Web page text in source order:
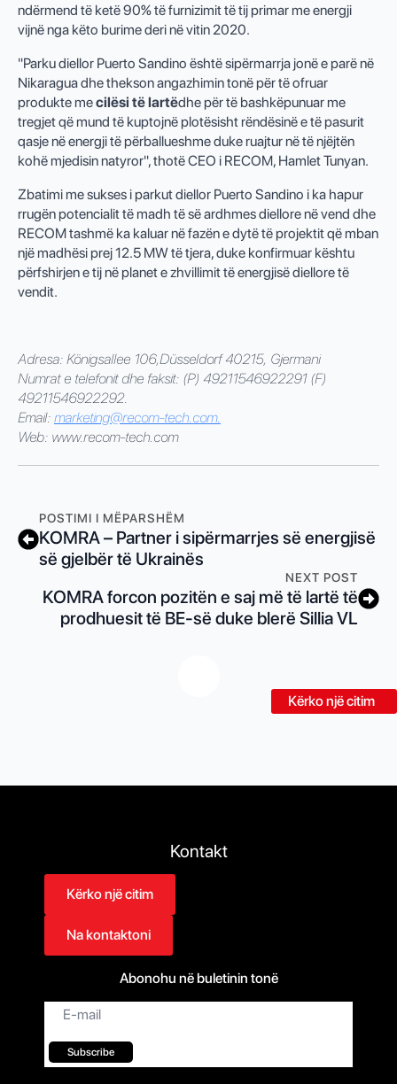
Kërko një citim
ndërmend të ketë 90% të furnizimit të tij primar me energji
vijnë nga këto burime deri në vitin 2020.
"Parku diellor Puerto Sandino është sipërmarrja jonë e parë në
Nikaragua dhe thekson angazhimin tonë për të ofruar
produkte mecilësi të lartëdhe për të bashkëpunuar me
tregjet që mund të kuptojnë plotësisht rëndësinë e të pasurit
qasje në energji të përballueshme duke ruajtur në të njëjtën
kohë mjedisin natyror", thotë CEO i RECOM, Hamlet Tunyan.
Zbatimi me sukses i parkut diellor Puerto Sandino i ka hapur
rrugën potencialit të madh të së ardhmes diellore në vend dhe
RECOM tashmë ka kaluar në fazën e dytë të projektit që mban
një madhësi prej 12.5 MW të tjera, duke konfirmuar kështu
përfshirjen e tij në planet e zhvillimit të energjisë diellore të
vendit.
Adresa: Königsallee 106,Düsseldorf 40215, Gjermani
Numrat e telefonit dhe faksit: (P) 49211546922291 (F)
49211546922292.
Email: marketing@recom-tech.com.
Web: www.recom-tech.com
POSTIMI I MËPARSHËM
KOMRA – Partner i sipërmarrjes së energjisë
së gjelbër të Ukrainës
NEXT POST
KOMRA forcon pozitën e saj më të lartë të
prodhuesit të BE-së duke blerë Sillia VL
Kontakt
Kërko një citim
Na kontaktoni
Abonohu në buletinin tonë
Email
Subscribe